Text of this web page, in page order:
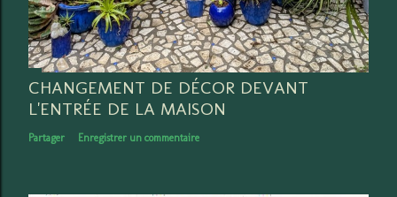
CHANGEMENT DE DÉCOR DEVANT
L'ENTRÉE DE LA MAISON
Partager Enregistrer un commentaire